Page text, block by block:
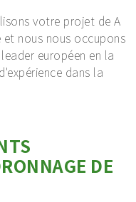
votre projet de A
et nous nous occupons
européen en la
dans la
DE